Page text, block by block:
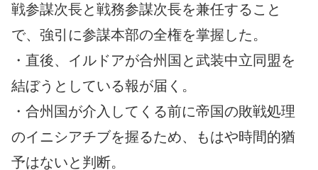
戦参謀次長と戦務参謀次長を兼任すること
で、強引に参謀本部の全権を掌握した。
・直後、イルドアが合州国と武装中立同盟を
結ぼうとしている報が届く。
・合州国が介入してくる前に帝国の敗戦処理
のイニシアチブを握るため、もはや時間的猶
予はないと判断。